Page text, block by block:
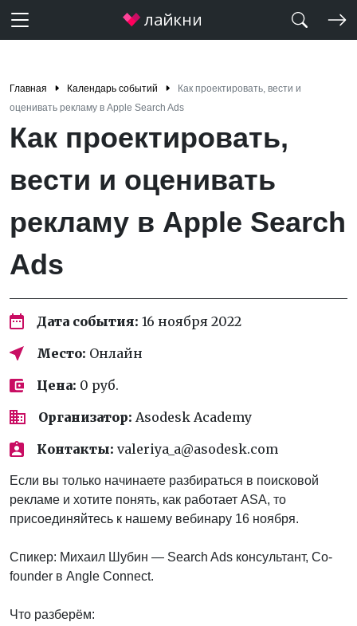
Главная Календарь событий
Как проектировать, вести и
оценивать рекламу в Apple Search Ads
Как проектировать,
вести и оценивать
рекламу в Apple Search
Ads
Дата события: 16 ноября 2022
Место: Онлайн
Цена: 0 руб.
Организатор: Asodesk Academy
Контакты: valeriya_a@asodesk.com
Если вы только начинаете разбираться в поисковой
рекламе и хотите понять, как работает ASA, то
присоединяйтесь к нашему вебинару 16 ноября.
Спикер: Михаил Шубин — Search Ads консультант, Co-
founder в Angle Connect.
Что разберём: